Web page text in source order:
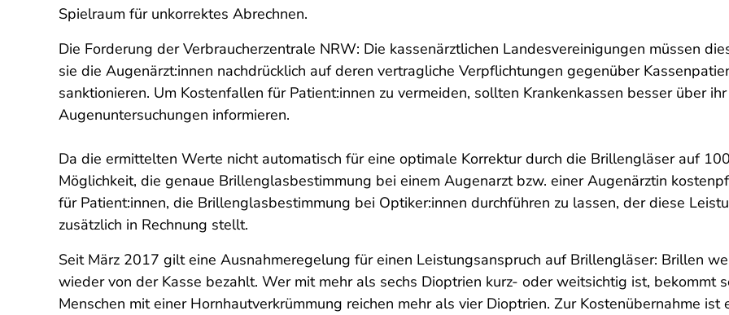
Spielraum für unkorrektes Abrechnen.
Die Forderung der Verbraucherzentrale NRW: Die kassenärztlichen Landesvereinigungen müssen
sie die Augenärzt:innen nachdrücklich auf deren vertragliche Verpflichtungen gegenüber
sanktionieren. Um Kostenfallen für Patient:innen zu vermeiden, sollten Krankenkassen besser über
Augenuntersuchungen informieren.
Da die ermittelten Werte nicht automatisch für eine optimale Korrektur durch die Brillengläser auf
Möglichkeit, die genaue Brillenglasbestimmung bei einem Augenarzt bzw. einer Augenärztin
für Patient:innen, die Brillenglasbestimmung bei Optiker:innen durchführen zu lassen, der diese
zusätzlich in Rechnung stellt.
Seit März 2017 gilt eine Ausnahmeregelung für einen Leistungsanspruch auf Brillengläser: Brillen
wieder von der Kasse bezahlt. Wer mit mehr als sechs Dioptrien kurz- oder weitsichtig ist, bekommt
Menschen mit einer Hornhautverkrümmung reichen mehr als vier Dioptrien. Zur Kostenübernahme